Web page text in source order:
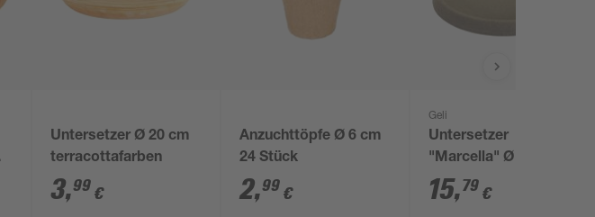
Untersetzer Ø 20 cm
terracottafarben
3,99 €
Anzuchttöpfe Ø 6 cm
24 Stück
2,99 €
Geli
Untersetzer
"Marcella" Ø 43 cm
Taupe
15,79 €